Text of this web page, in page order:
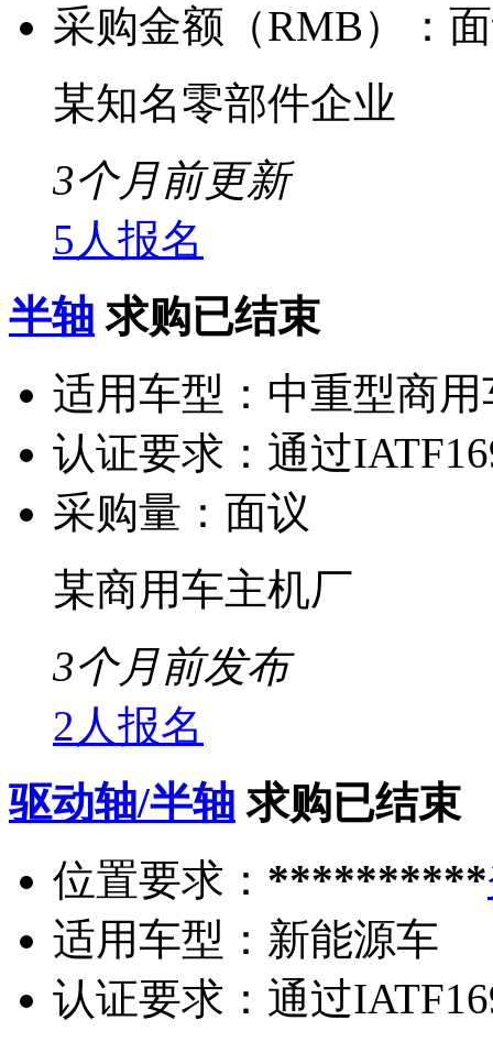
采购金额（RMB）：
某知名零部件企业
3个月前更新
5人报名
半轴 求购已结束
适用车型： 中重型商
认证要求： 通过
采购量： 面议
某商用车主机厂
3个月前发布
2人报名
驱动轴/半轴 求购已结束
位置要求： **********
适用车型： 新能源车
认证要求： 通过